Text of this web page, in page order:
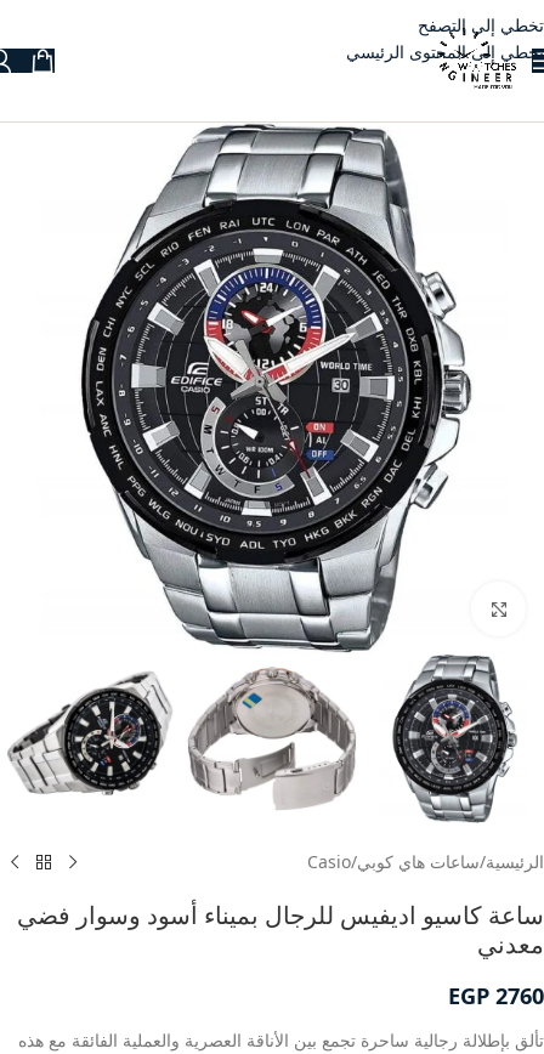
تخطي إلى التصفح
تخطي إلى المحتوى الرئيسي
الرئيسية/ساعات هاي كوبي/
Casio
ساعة كاسيو اديفيس للرجال بميناء أسود وسوار فضي
معدني
EGP 2760
تألق بإطلالة رجالية ساحرة تجمع بين الأناقة العصرية والعملية الفائقة مع هذه